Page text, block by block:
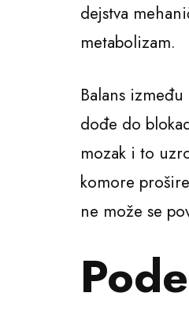
dejstva
metabolizam.
Balans
dođe do
mozak i to
komore
ne može se